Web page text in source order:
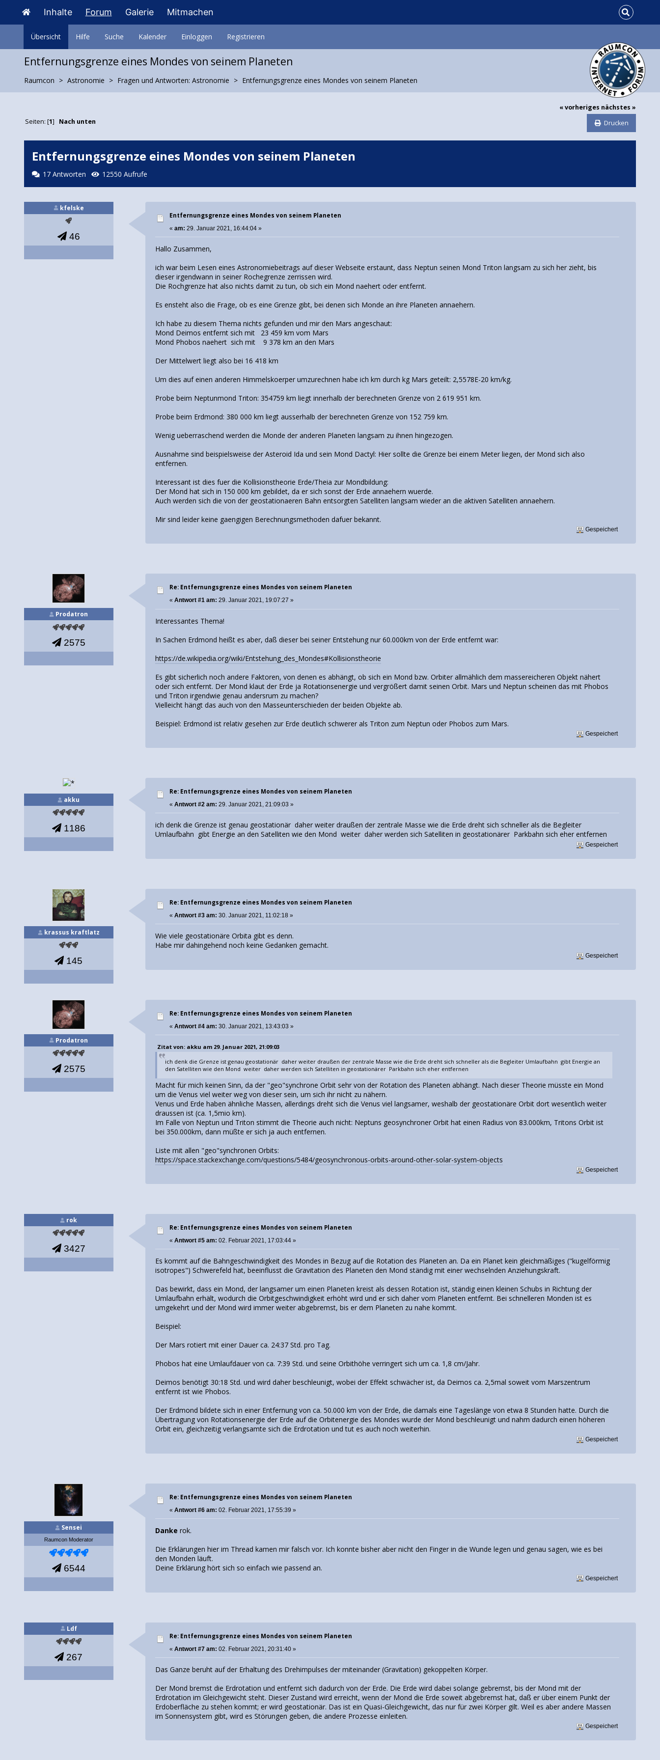
Inhalte Forum Galerie Mitmachen
Übersicht Hilfe Suche Kalender Einloggen Registrieren
Entfernungsgrenze eines Mondes von seinem Planeten
Raumcon Astronomie Fragen und Antworten: Astronomie Entfernungsgrenze eines Mondes von seinem Planeten
« vorheriges nächstes »
Drucken
Seiten: [1] Nach unten
Entfernungsgrenze eines Mondes von seinem Planeten
17 Antworten 12550 Aufrufe
kfelske
46
Entfernungsgrenze eines Mondes von seinem Planeten
«am: 29. Januar 2021, 16:44:04 »
Hallo Zusammen,
ich war beim Lesen eines Astronomiebeitrags auf dieser Webseite erstaunt, dass Neptun seinen Mond Triton langsam zu sich her zieht, bis
dieser irgendwann in seiner Rochegrenze zerrissen wird.
Die Rochgrenze hat also nichts damit zu tun, ob sich ein Mond naehert oder entfernt.
Es ensteht also die Frage, ob es eine Grenze gibt, bei denen sich Monde an ihre Planeten annaehern.
Ich habe zu diesem Thema nichts gefunden und mir den Mars angeschaut:
Mond Deimos entfernt sich mit 23 459 km vom Mars
Mond Phobos naehert sich mit 9 378 km an den Mars
Der Mittelwert liegt also bei 16 418 km
Um dies auf einen anderen Himmelskoerper umzurechnen habe ich km durch kg Mars geteilt: 2,5578E-20 km/kg.
Probe beim Neptunmond Triton: 354759 km liegt innerhalb der berechneten Grenze von 2 619 951 km.
Probe beim Erdmond: 380 000 km liegt ausserhalb der berechneten Grenze von 152 759 km.
Wenig ueberraschend werden die Monde der anderen Planeten langsam zu ihnen hingezogen.
Ausnahme sind beispielsweise der Asteroid Ida und sein Mond Dactyl: Hier sollte die Grenze bei einem Meter liegen, der Mond sich also
entfernen.
Interessant ist dies fuer die Kollisionstheorie Erde/Theia zur Mondbildung:
Der Mond hat sich in 150 000 km gebildet, da er sich sonst der Erde annaehern wuerde.
Auch werden sich die von der geostationaeren Bahn entsorgten Satelliten langsam wieder an die aktiven Satelliten annaehern.
Mir sind leider keine gaengigen Berechnungsmethoden dafuer bekannt.
Gespeichert
Prodatron
2575
Re: Entfernungsgrenze eines Mondes von seinem Planeten
«Antwort #1 am: 29. Januar 2021, 19:07:27 »
Interessantes Thema!
In Sachen Erdmond heißt es aber, daß dieser bei seiner Entstehung nur 60.000km von der Erde entfernt war:
https://de.wikipedia.org/wiki/Entstehung_des_Mondes#Kollisionstheorie
Es gibt sicherlich noch andere Faktoren, von denen es abhängt, ob sich ein Mond bzw. Orbiter allmählich dem massereicheren Objekt nähert
oder sich entfernt. Der Mond klaut der Erde ja Rotationsenergie und vergrößert damit seinen Orbit. Mars und Neptun scheinen das mit Phobos
und Triton irgendwie genau andersrum zu machen?
Vielleicht hängt das auch von den Masseunterschieden der beiden Objekte ab.
Beispiel: Erdmond ist relativ gesehen zur Erde deutlich schwerer als Triton zum Neptun oder Phobos zum Mars.
Gespeichert
akku
1186
Re: Entfernungsgrenze eines Mondes von seinem Planeten
«Antwort #2 am: 29. Januar 2021, 21:09:03 »
ich denk die Grenze ist genau geostationär daher weiter draußen der zentrale Masse wie die Erde dreht sich schneller als die Begleiter
Umlaufbahn gibt Energie an den Satelliten wie den Mond weiter daher werden sich Satelliten in geostationärer Parkbahn sich eher entfernen
Gespeichert
krassus kraftlatz
145
Re: Entfernungsgrenze eines Mondes von seinem Planeten
«Antwort #3 am: 30. Januar 2021, 11:02:18 »
Wie viele geostationäre Orbita gibt es denn.
Habe mir dahingehend noch keine Gedanken gemacht.
Gespeichert
Prodatron
2575
Re: Entfernungsgrenze eines Mondes von seinem Planeten
«Antwort #4 am: 30. Januar 2021, 13:43:03 »
Zitat von: akku am 29. Januar 2021, 21:09:03
ich denk die Grenze ist genau geostationär daher weiter draußen der zentrale Masse wie die Erde dreht sich schneller als die Begleiter Umlaufbahn gibt Energie an
den Satelliten wie den Mond weiter daher werden sich Satelliten in geostationärer Parkbahn sich eher entfernen
Macht für mich keinen Sinn, da der "geo"synchrone Orbit sehr von der Rotation des Planeten abhängt. Nach dieser Theorie müsste ein Mond
um die Venus viel weiter weg von dieser sein, um sich ihr nicht zu nähern.
Venus und Erde haben ähnliche Massen, allerdings dreht sich die Venus viel langsamer, weshalb der geostationäre Orbit dort wesentlich weiter
draussen ist (ca. 1,5mio km).
Im Falle von Neptun und Triton stimmt die Theorie auch nicht: Neptuns geosynchroner Orbit hat einen Radius von 83.000km, Tritons Orbit ist
bei 350.000km, dann müßte er sich ja auch entfernen.
Liste mit allen "geo"synchronen Orbits:
https://space.stackexchange.com/questions/5484/geosynchronous-orbits-around-other-solar-system-objects
Gespeichert
rok
3427
Re: Entfernungsgrenze eines Mondes von seinem Planeten
«Antwort #5 am: 02. Februar 2021, 17:03:44 »
Es kommt auf die Bahngeschwindigkeit des Mondes in Bezug auf die Rotation des Planeten an. Da ein Planet kein gleichmäßiges ("kugelförmig
isotropes") Schwerefeld hat, beeinflusst die Gravitation des Planeten den Mond ständig mit einer wechselnden Anziehungskraft.
Das bewirkt, dass ein Mond, der langsamer um einen Planeten kreist als dessen Rotation ist, ständig einen kleinen Schubs in Richtung der
Umlaufbahn erhält, wodurch die Orbitgeschwindigkeit erhöht wird und er sich daher vom Planeten entfernt. Bei schnelleren Monden ist es
umgekehrt und der Mond wird immer weiter abgebremst, bis er dem Planeten zu nahe kommt.
Beispiel:
Der Mars rotiert mit einer Dauer ca. 24:37 Std. pro Tag.
Phobos hat eine Umlaufdauer von ca. 7:39 Std. und seine Orbithöhe verringert sich um ca. 1,8 cm/Jahr.
Deimos benötigt 30:18 Std. und wird daher beschleunigt, wobei der Effekt schwächer ist, da Deimos ca. 2,5mal soweit vom Marszentrum
entfernt ist wie Phobos.
Der Erdmond bildete sich in einer Entfernung von ca. 50.000 km von der Erde, die damals eine Tageslänge von etwa 8 Stunden hatte. Durch die
Übertragung von Rotationsenergie der Erde auf die Orbitenergie des Mondes wurde der Mond beschleunigt und nahm dadurch einen höheren
Orbit ein, gleichzeitig verlangsamte sich die Erdrotation und tut es auch noch weiterhin.
Gespeichert
Sensei
Raumcon Moderator
6544
Re: Entfernungsgrenze eines Mondes von seinem Planeten
«Antwort #6 am: 02. Februar 2021, 17:55:39 »
Danke rok.
Die Erklärungen hier im Thread kamen mir falsch vor. Ich konnte bisher aber nicht den Finger in die Wunde legen und genau sagen, wie es bei
den Monden läuft.
Deine Erklärung hört sich so einfach wie passend an.
Gespeichert
Ldf
267
Re: Entfernungsgrenze eines Mondes von seinem Planeten
«Antwort #7 am: 02. Februar 2021, 20:31:40 »
Das Ganze beruht auf der Erhaltung des Drehimpulses der miteinander (Gravitation) gekoppelten Körper.
Der Mond bremst die Erdrotation und entfernt sich dadurch von der Erde. Die Erde wird dabei solange gebremst, bis der Mond mit der
Erdrotation im Gleichgewicht steht. Dieser Zustand wird erreicht, wenn der Mond die Erde soweit abgebremst hat, daß er über einem Punkt der
Erdoberfläche zu stehen kommt; er wird geostationär. Das ist ein Quasi-Gleichgewicht, das nur für zwei Körper gilt. Weil es aber andere Massen
im Sonnensystem gibt, wird es Störungen geben, die andere Prozesse einleiten.
Gespeichert